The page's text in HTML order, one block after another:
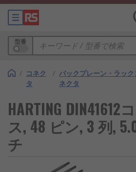
型番
/ コネク
タ
/ バックプレーン・ラック
ネクタ
HARTING DIN41612
ス, 48 ピン, 3 列,
チ